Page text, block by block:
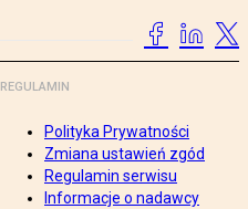
REGULAMIN
Polityka Prywatności
Zmiana ustawień zgód
Regulamin serwisu
Informacje o nadawcy